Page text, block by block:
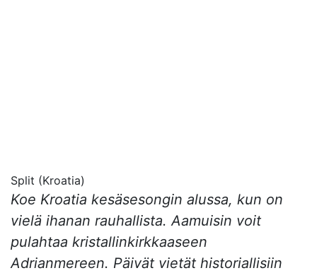
Split (Kroatia)
Koe Kroatia kesäsesongin alussa, kun on
vielä ihanan rauhallista. Aamuisin voit
pulahtaa kristallinkirkkaaseen
Adrianmereen. Päivät vietät historiallisiin